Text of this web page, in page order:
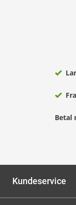
Betal
Kundeservice